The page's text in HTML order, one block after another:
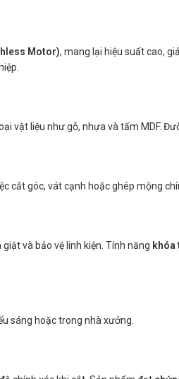
Motor), mang lại hiệu suất cao,
vật liệu như gỗ, nhựa và tấm MDF.
cắt góc, vát cạnh hoặc ghép mộng
và bảo vệ linh kiện. Tính năng khóa
sáng hoặc trong nhà xưởng.